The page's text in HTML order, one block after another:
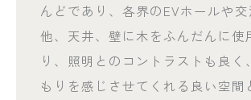
んどであり、各界のEVホールや
他、天井、壁に木をふんだんに使
り、照明とのコントラストも良く
もりを感じさせてくれる良い空間